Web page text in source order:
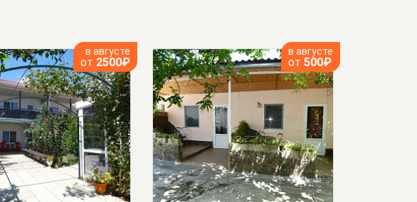
в августе
от 2500₽
в августе
от 500₽